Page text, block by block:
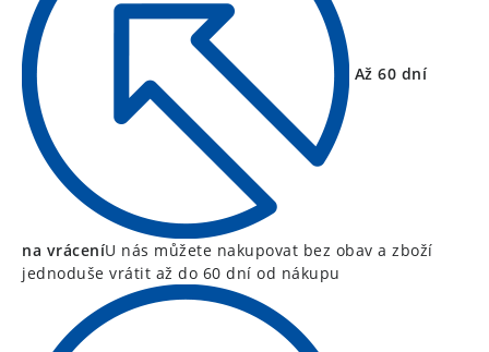
Až 60 dní
na vráceníU nás můžete nakupovat bez obav a zboží
jednoduše vrátit až do 60 dní od nákupu